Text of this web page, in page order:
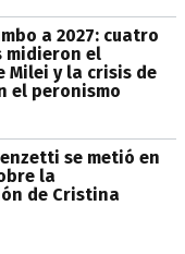
a 2027: cuatro
midieron el
Milei y la crisis de
el peronismo
se metió en
la
de Cristina